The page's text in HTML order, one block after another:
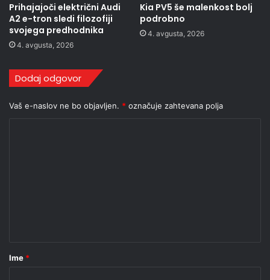
Prihajajoči električni Audi
A2 e-tron sledi filozofiji
svojega predhodnika
4. avgusta, 2026
Kia PV5 še malenkost bolj
podrobno
4. avgusta, 2026
Dodaj odgovor
Vaš e-naslov ne bo objavljen. * označuje zahtevana polja
rIme *